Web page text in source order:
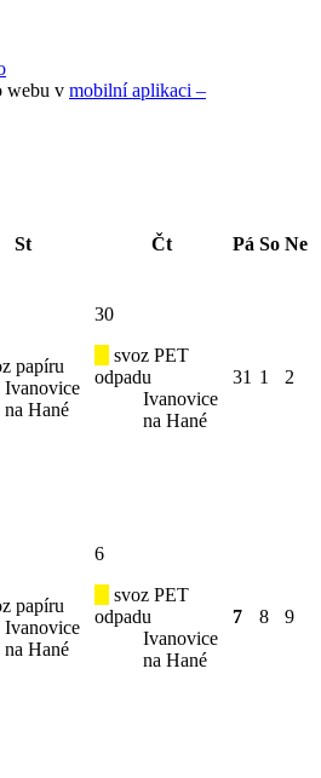
webu v mobilní aplikaci –
St Čt Pá So Ne
papíru
Ivanovice
na Hané
30
svoz PET
odpadu
Ivanovice
na Hané
31 1 2
papíru
Ivanovice
na Hané
6
svoz PET
odpadu
Ivanovice
na Hané
7 8 9